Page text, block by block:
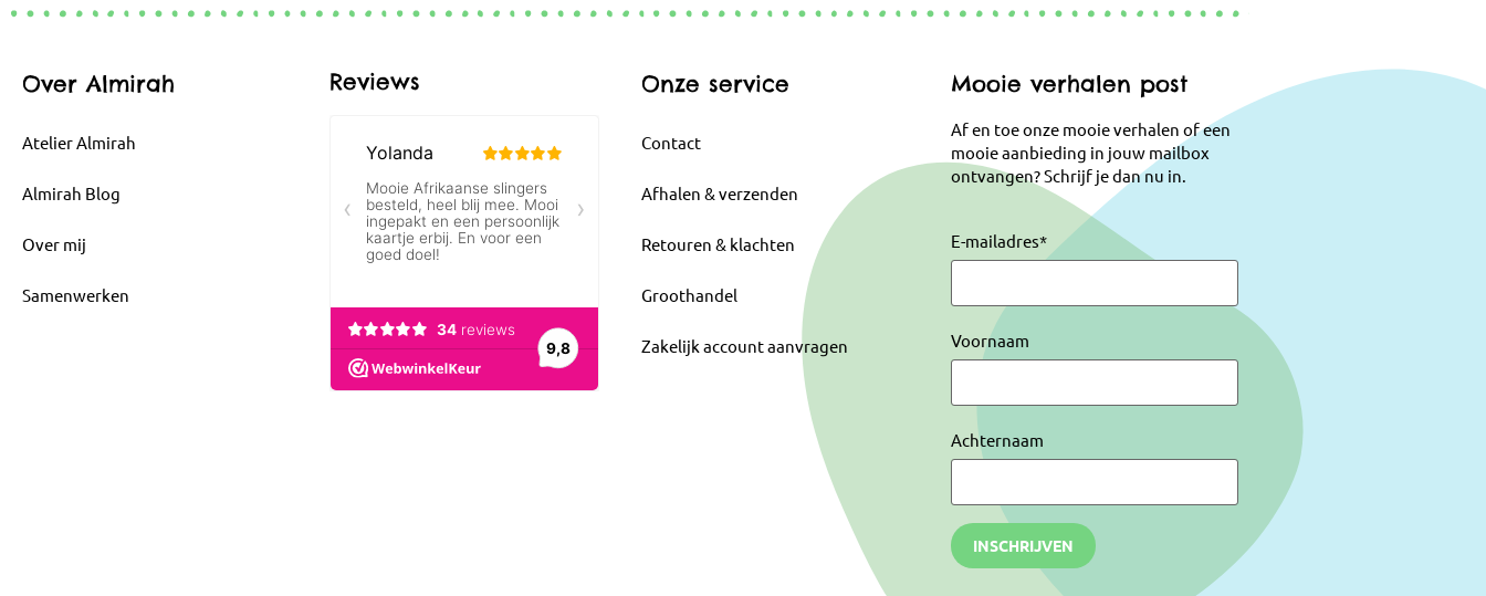
Over Almirah
Atelier Almirah
Almirah Blog
Over mij
Samenwerken
Reviews Onze service
Contact
Afhalen & verzenden
Retouren & klachten
Groothandel
Zakelijk account aanvragen
Mooie verhalen post
Af en toe onze mooie verhalen of een
mooie aanbieding in jouw mailbox
ontvangen? Schrijf je dan nu in.
E-mailadres*
Voornaam
Achternaam
INSCHRIJVEN